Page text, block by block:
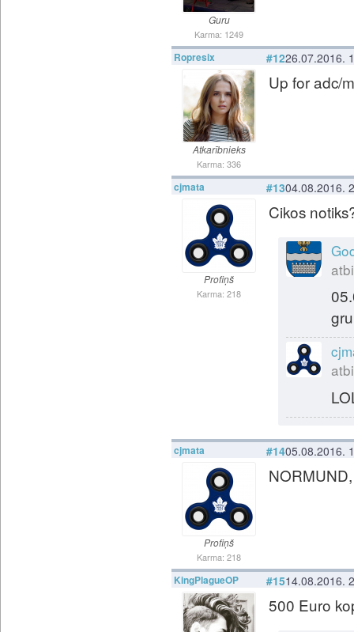
Guru
Karma: 1249
Ropresix
Atkarībnieks
Karma: 336
#1226.07.2016.
Up for adc/
cjmata
Profiņš
Karma: 218
#1304.08.2016.
Cikos
cjmata
Profiņš
Karma: 218
#1405.08.2016.
KingPlagueOP #1514.08.2016.
500 Euro